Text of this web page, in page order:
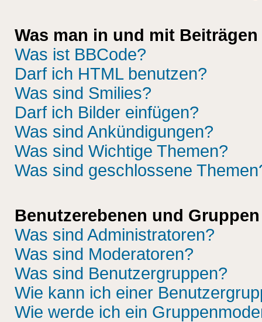
Was man in und mit
Was ist BBCode?
Darf ich HTML benutzen?
Was sind Smilies?
Darf ich Bilder einfügen?
Was sind Ankündigungen?
Was sind Wichtige Themen?
Was sind geschlossene
Benutzerebenen und Gruppen
Was sind Administratoren?
Was sind Moderatoren?
Was sind Benutzergruppen?
Wie kann ich einer
Wie werde ich ein